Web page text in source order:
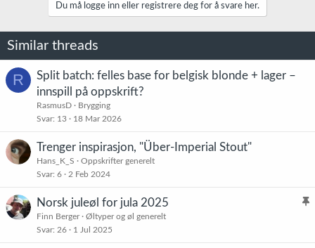
r
Du må logge inn eller registrere deg for å svare her.
Similar threads
R
Split batch: felles base for belgisk blonde + lager –
innspill på oppskrift?
RasmusD
Brygging
Svar 13 18 Mar 2026
Trenger inspirasjon, "Über-Imperial Stout"
Hans_K_S
Oppskrifter generelt
Svar 6 2 Feb 2024
K
Norsk juleøl for jula 2025
Finn Berger
Øltyper og øl generelt
Svar 26 1 Jul 2025